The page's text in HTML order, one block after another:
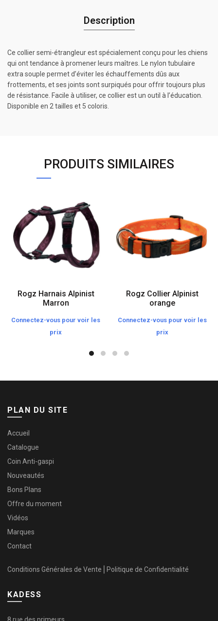
Description
Ce collier semi-étrangleur est spécialement conçu pour les chiens
qui ont tendance à promener leurs maîtres. Le nylon tubulaire
extra souple permet d’éviter les échauffements dûs aux
frottements, et ses joints sont surpiqués pour offrir toujours plus
de résistance. Facile à utiliser, ce collier est un outil à l’éducation.
Disponible en 2 tailles et 5 coloris.
PRODUITS SIMILAIRES
Rogz Harnais Alpinist
Marron
Connectez-vous pour voir les
prix
Rogz Collier Alpinist
orange
Connectez-vous pour voir les
prix
PLAN DU SITE
Accueil
Catalogue
Coin Anti-gaspi
Nouveautés
Bons Plans
Offre du moment
Vidéos
Marques
Contact
Conditions Générales de Vente Politique de Confidentialité
KADESS